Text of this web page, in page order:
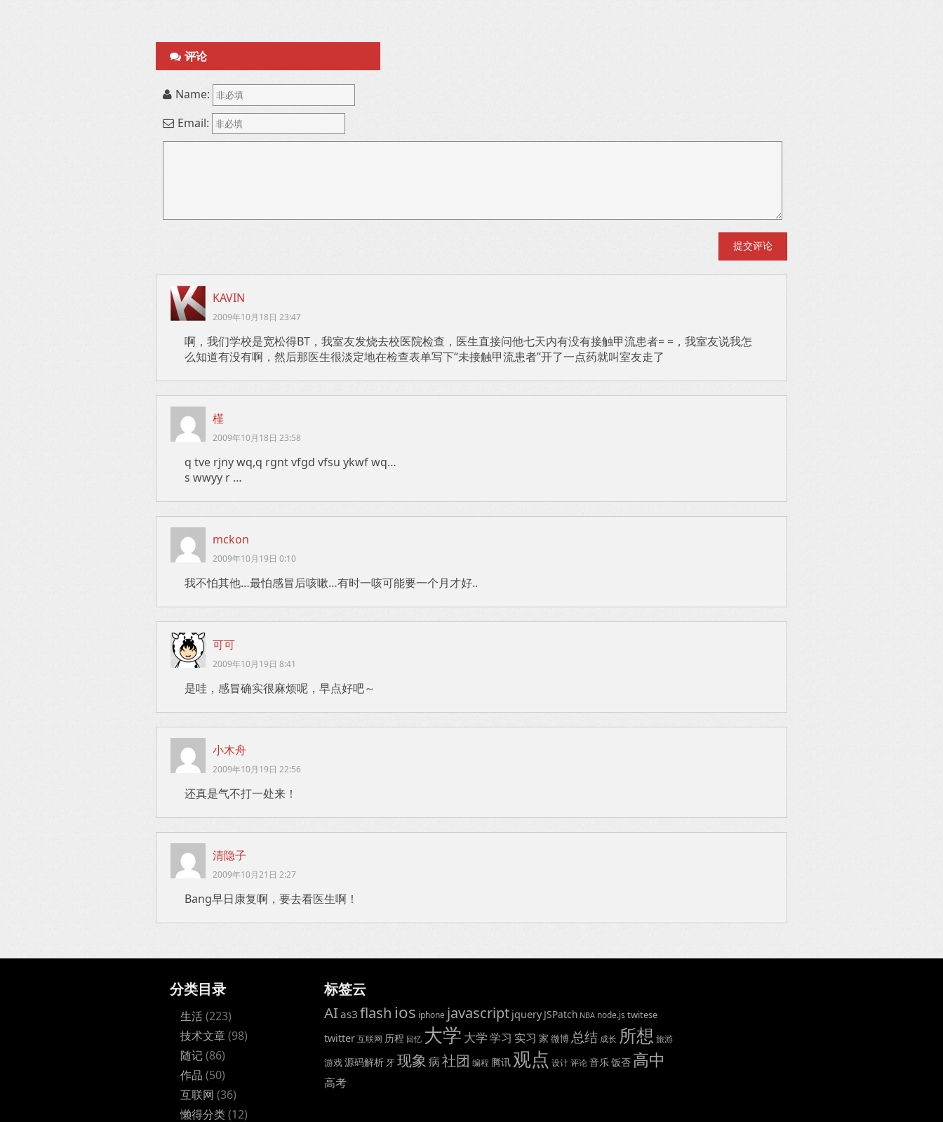
评论
Name:
Email:
KAVIN
2009年10月18日 23:47
啊，我们学校是宽松得BT，我室友发烧去校医院检查，医生直接问他七天内有没有接触甲流患者= =，我室友说我怎
么知道有没有啊，然后那医生很淡定地在检查表单写下“未接触甲流患者”开了一点药就叫室友走了
槿
2009年10月18日 23:58
q tve rjny wq,q rgnt vfgd vfsu ykwf wq…
s wwyy r …
mckon
2009年10月19日 0:10
我不怕其他…最怕感冒后咳嗽…有时一咳可能要一个月才好..
可可
2009年10月19日 8:41
是哇，感冒确实很麻烦呢，早点好吧～
小木舟
2009年10月19日 22:56
还真是气不打一处来！
清隐子
2009年10月21日 2:27
Bang早日康复啊，要去看医生啊！
分类目录
生活(223)
技术文章(98)
随记(86)
作品 (50)
互联网 (36)
懒得分类(12)
标签云
AIas3 flash ios iphone javascript jquery JSPatch NBA node.js twitese
twitter互联网 历程 回忆 大学 大学学习 实习 家 微博总结 成长 所想 旅游
游戏源码解析 牙现象病社团 编程 腾讯 观点 设计评论音乐饭否 高中
高考